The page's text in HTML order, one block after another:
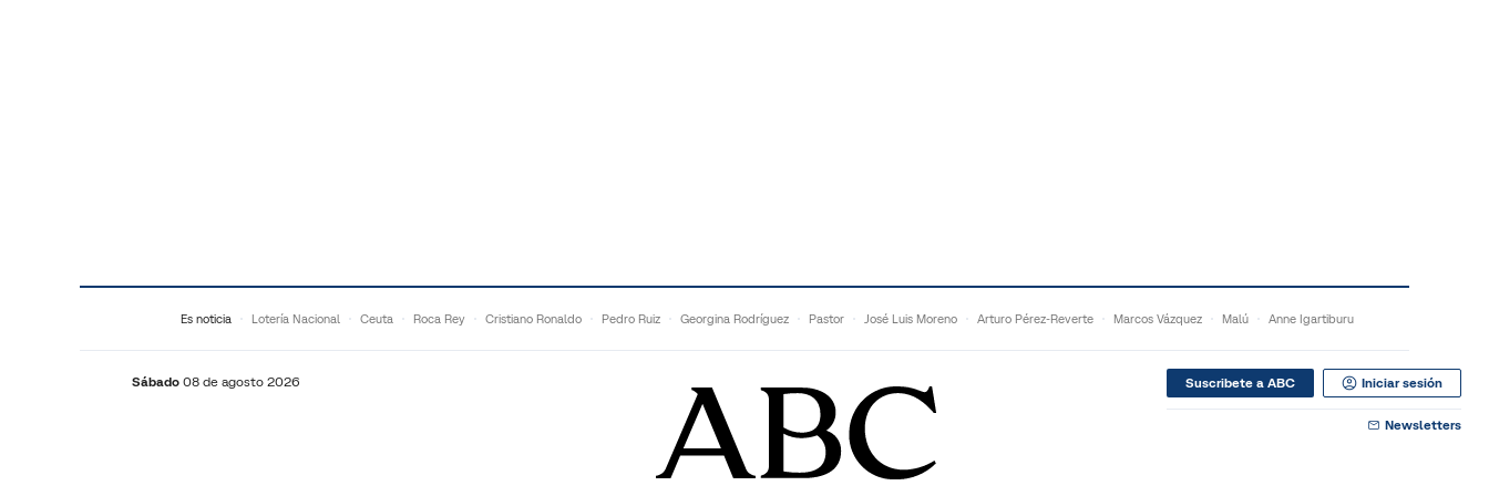
Es noticia Lotería Nacional Ceuta Roca Rey Cristiano Ronaldo Pedro Ruiz Georgina Rodríguez Pastor José Luis Moreno Arturo Pérez-Reverte Marcos Vázquez Malú Anne Igartiburu
Sábado 08 de agosto 2026 Suscribete a ABC Iniciar sesión
Newsletters